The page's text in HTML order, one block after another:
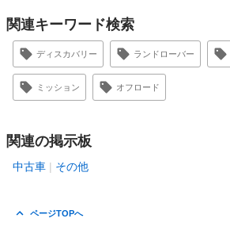
関連キーワード検索
ディスカバリー ランドローバー
ミッション オフロード
関連の掲示板
中古車 その他
ページTOPへ